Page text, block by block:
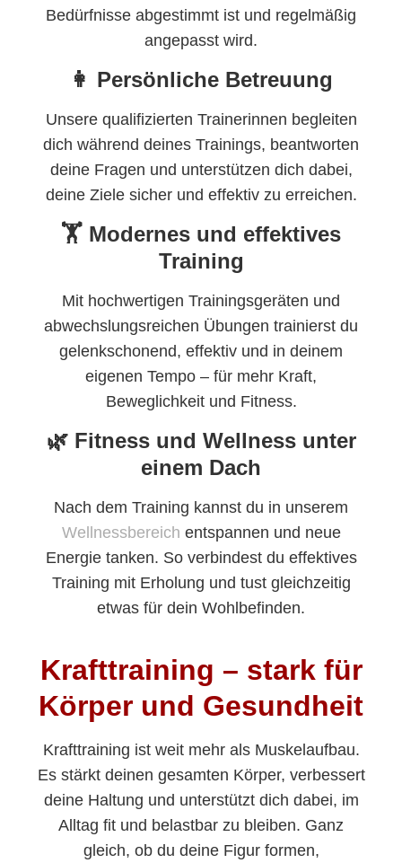
Bedürfnisse abgestimmt ist und regelmäßig
angepasst wird.
👩 Persönliche Betreuung
Unsere qualifizierten Trainerinnen begleiten
dich während deines Trainings, beantworten
deine Fragen und unterstützen dich dabei,
deine Ziele sicher und effektiv zu erreichen.
🏋️ Modernes und effektives
Training
Mit hochwertigen Trainingsgeräten und
abwechslungsreichen Übungen trainierst du
gelenkschonend, effektiv und in deinem
eigenen Tempo – für mehr Kraft,
Beweglichkeit und Fitness.
🌿 Fitness und Wellness unter
einem Dach
Nach dem Training kannst du in unserem
Wellnessbereich entspannen und neue
Energie tanken. So verbindest du effektives
Training mit Erholung und tust gleichzeitig
etwas für dein Wohlbefinden.
Krafttraining – stark für
Körper und Gesundheit
Krafttraining ist weit mehr als Muskelaufbau.
Es stärkt deinen gesamten Körper, verbessert
deine Haltung und unterstützt dich dabei, im
Alltag fit und belastbar zu bleiben. Ganz
gleich, ob du deine Figur formen,